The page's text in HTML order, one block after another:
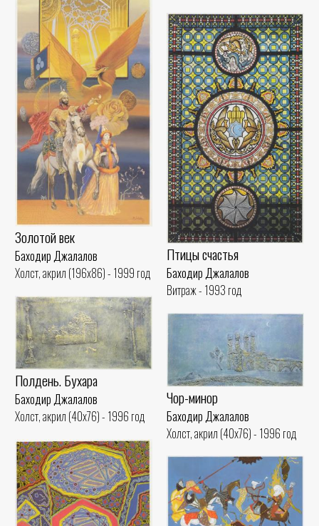
Золотой век
Баходир Джалалов
Холст, акрил (196x86) - 1999 год
Птицы счастья
Баходир Джалалов
Витраж - 1993 год
Полдень. Бухара
Баходир Джалалов
Холст, акрил (40x76) - 1996 год
Чор-минор
Баходир Джалалов
Холст, акрил (40x76) - 1996 год